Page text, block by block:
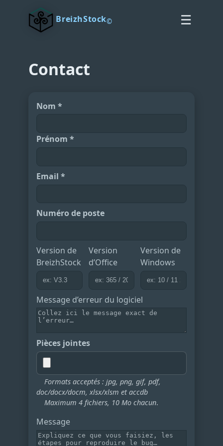
BreizhStock© ☰
Contact
Nom *
Prénom *
Email *
Numéro de poste
Version de
BreizhStock
Version
d’Office
Version de
Windows
Message d’erreur du logiciel
Pièces jointes
Formats acceptés : jpg, png, gif, pdf,
doc/docx/docm, xlsx/xlsm et accdb
Maximum 4 fichiers, 10 Mo chacun.
Message